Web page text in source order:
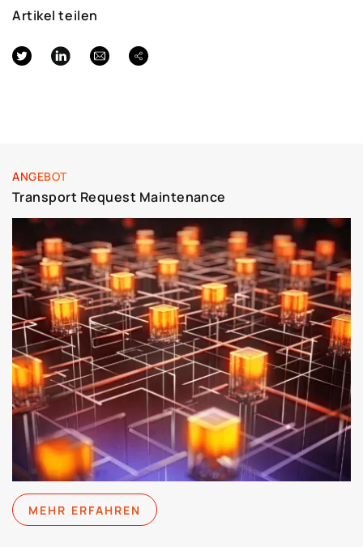
ANGEBOT
Transport Request Maintenance
MEHR ERFAHREN
Artikel teilen